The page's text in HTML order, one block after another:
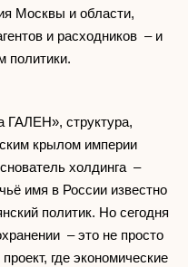
Москвы и области,
и расходников – и
политики.
структура,
крылом империи
холдинга –
имя в России известно
политик. Но сегодня
– это не просто
где экономические